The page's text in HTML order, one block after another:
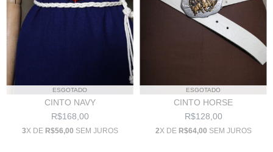
ESGOTADO
CINTO NAVY
R$168,00
3X DE R$56,00 SEM JUROS
ESGOTADO
CINTO HORSE
R$128,00
2X DE R$64,00 SEM JUROS